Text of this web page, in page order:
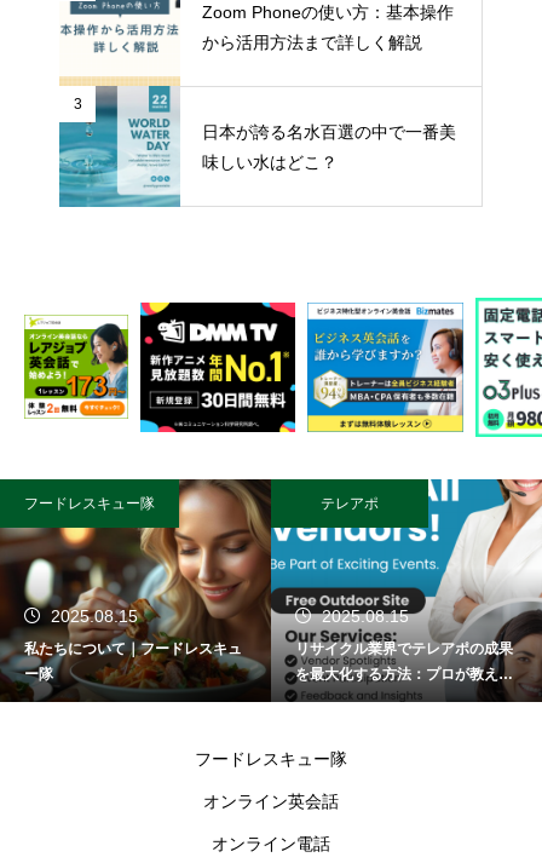
Zoom Phoneの使い方：基本操作
から活用方法まで詳しく解説
3
日本が誇る名水百選の中で一番美
味しい水はどこ？
フードレスキュー隊
2025.08.15
私たちについて｜フードレスキュ
ー隊
テレアポ
2025.08.15
リサイクル業界でテレアポの成果
を最大化する方法：プロが教える
成功術
フードレスキュー隊
オンライン英会話
オンライン電話